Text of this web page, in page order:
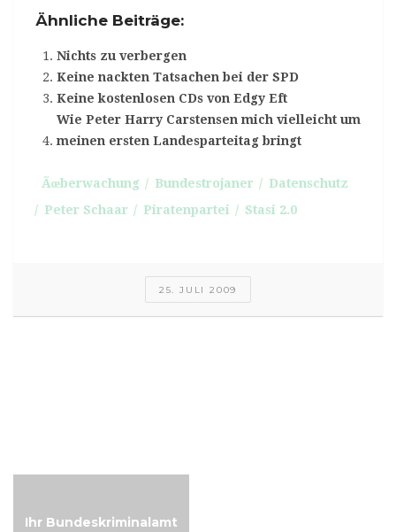
Ähnliche Beiträge:
Nichts zu verbergen
Keine nackten Tatsachen bei der SPD
Keine kostenlosen CDs von Edgy Eft
Wie Peter Harry Carstensen mich vielleicht um
meinen ersten Landesparteitag bringt
Ãœberwachung Bundestrojaner
Datenschutz
Peter Schaar
Piratenpartei Stasi 2.0
25. JULI 2009
Ihr Bundeskriminalamt